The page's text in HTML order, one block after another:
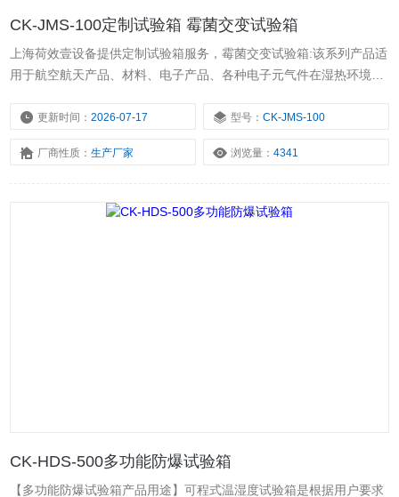
CK-JMS-100定制试验箱 霉菌交变试验箱
上海荷效壹设备提供定制试验箱服务，霉菌交变试验箱:该系列产品适
用于航空航天产品、材料、电子产品、各种电子元气件在湿热环境
更新时间：2026-07-17 型号：CK-JMS-100
厂商性质：生产厂家 浏览量：4341
CK-HDS-500多功能防爆试验箱
【多功能防爆试验箱产品用途】可程式温湿度试验箱是根据用户要求